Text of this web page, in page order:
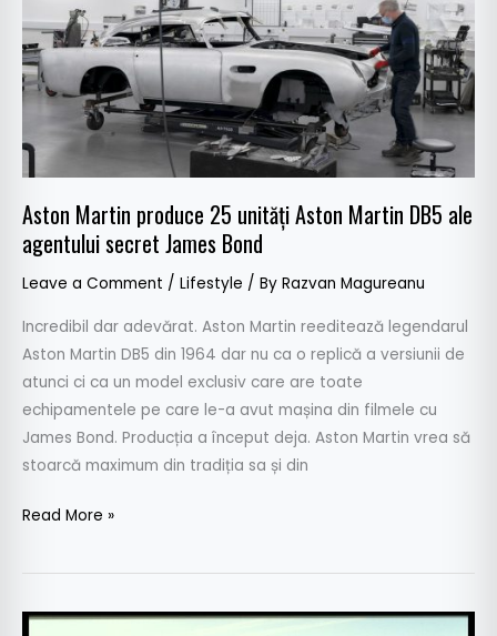
Aston Martin produce 25 unități Aston Martin DB5 ale
agentului secret James Bond
Leave a Comment / Lifestyle / By Razvan Magureanu
Incredibil dar adevărat. Aston Martin reeditează legendarul
Aston Martin DB5 din 1964 dar nu ca o replică a versiunii de
atunci ci ca un model exclusiv care are toate
echipamentele pe care le-a avut mașina din filmele cu
James Bond. Producția a început deja. Aston Martin vrea să
stoarcă maximum din tradiția sa și din
25
unități
Aston
Martin
ale
agentului
secret
James
Read More »
Martin.